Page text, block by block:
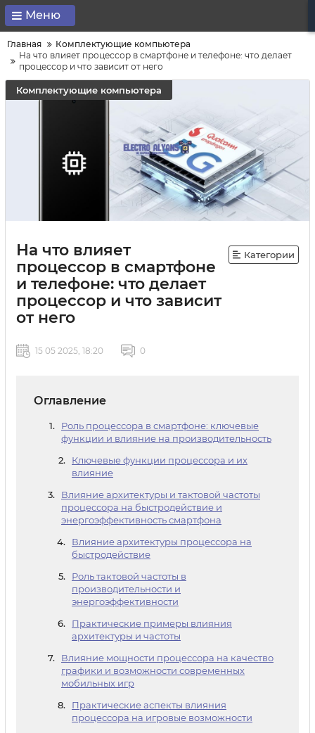
Меню
Главная
Комплектующие компьютера
На что влияет процессор в смартфоне и телефоне: что делает
процессор и что зависит от него
Комплектующие компьютера
На что влияет
процессор в смартфоне
и телефоне: что делает
процессор и что зависит
от него
Категории
15 05 2025, 18:20 0
Оглавление
Роль процессора в смартфоне: ключевые
функции и влияние на производительность
Ключевые функции процессора и их
влияние
Влияние архитектуры и тактовой частоты
процессора на быстродействие и
энергоэффективность смартфона
Влияние архитектуры процессора на
быстродействие
Роль тактовой частоты в
производительности и
энергоэффективности
Практические примеры влияния
архитектуры и частоты
Влияние мощности процессора на качество
графики и возможности современных
мобильных игр
Практические аспекты влияния
процессора на игровые возможности